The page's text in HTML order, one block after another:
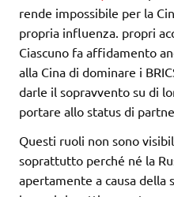
rende impossibile per la
propria influenza. propri
Ciascuno fa affidamento
alla Cina di dominare i
darle il sopravvento su di
portare allo status di
Questi ruoli non sono
soprattutto perché né la
apertamente a causa